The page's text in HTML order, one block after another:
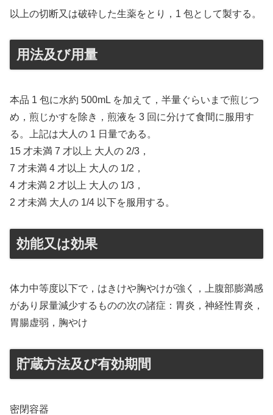
以上の切断又は破砕した生薬をとり，1 包として製する。
用法及び用量
本品 1 包に水約 500mL を加えて，半量ぐらいまで煎じつ
め，煎じかすを除き，煎液を 3 回に分けて食間に服用す
る。上記は大人の 1 日量である。
15 才未満 7 才以上 大人の 2/3，
7 才未満 4 才以上 大人の 1/2，
4 才未満 2 才以上 大人の 1/3，
2 才未満 大人の 1/4 以下を服用する。
効能又は効果
体力中等度以下で，はきけや胸やけが強く，上腹部膨満感
があり尿量減少するものの次の諸症：胃炎，神経性胃炎，
胃腸虚弱，胸やけ
貯蔵方法及び有効期間
密閉容器